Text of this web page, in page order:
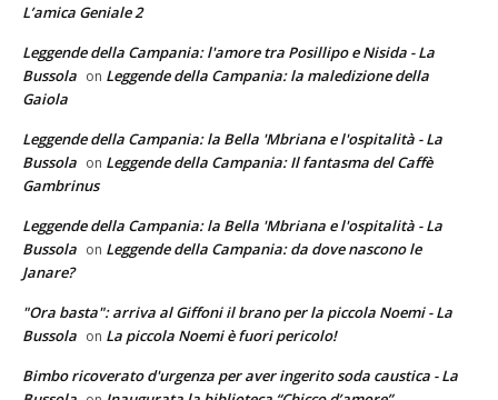
L’amica Geniale 2
Leggende della Campania: l'amore tra Posillipo e Nisida - La
Bussola on Leggende della Campania: la maledizione della
Gaiola
Leggende della Campania: la Bella 'Mbriana e l'ospitalità - La
Bussola on Leggende della Campania: Il fantasma del Caffè
Gambrinus
Leggende della Campania: la Bella 'Mbriana e l'ospitalità - La
Bussola on Leggende della Campania: da dove nascono le
Janare?
"Ora basta": arriva al Giffoni il brano per la piccola Noemi - La
Bussola on La piccola Noemi è fuori pericolo!
Bimbo ricoverato d'urgenza per aver ingerito soda caustica - La